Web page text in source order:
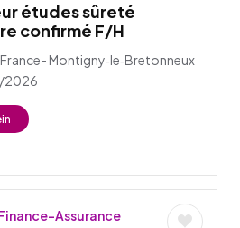
études sûreté
confirmé F/H
Montigny‑le‑Bretonneux
Assurance